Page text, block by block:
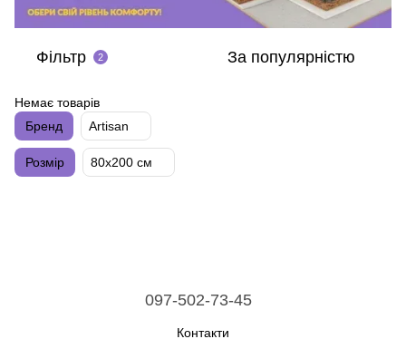
Фільтр 2 За популярністю
Немає товарів
Бренд
Artisan
Розмір 80х200 см
097-502-73-45
Контакти